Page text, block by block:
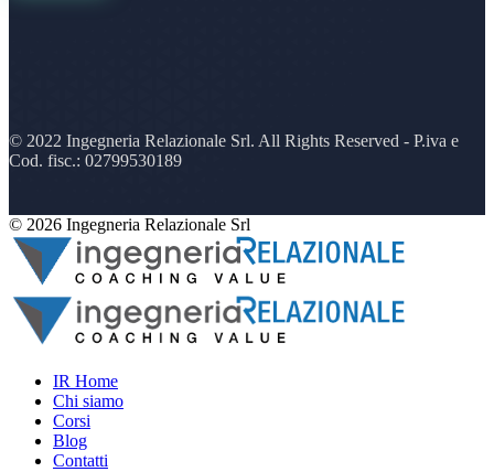
© 2022 Ingegneria Relazionale Srl. All Rights Reserved - P.iva e
Cod. fisc.: 02799530189
© 2026 Ingegneria Relazionale Srl
IR Home
Chi siamo
Corsi
Blog
Contatti